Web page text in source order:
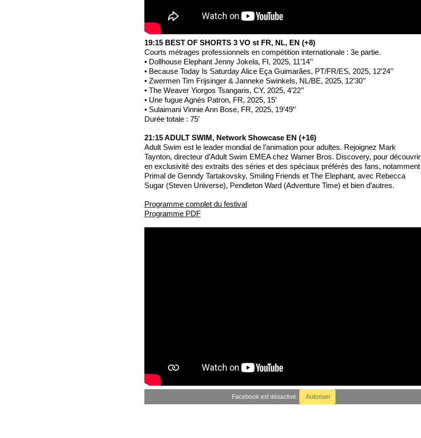
19:15 BEST OF SHORTS 3 VO st FR, NL, EN (+8)
Courts métrages professionnels en compétition internationale : 3e partie.
• Dollhouse Elephant Jenny Jokela, FI, 2025, 11’14’’
• Because Today Is Saturday Alice Eça Guimarães, PT/FR/ES, 2025, 12’24’’
• Zwermen Tim Frijsinger & Janneke Swinkels, NL/BE, 2025, 12’30’’
• The Weaver Yiorgos Tsangaris, CY, 2025, 4’22’’
• Une fugue Agnès Patron, FR, 2025, 15’
• Sulaimani Vinnie Ann Bose, FR, 2025, 19’49’’
Durée totale : 75’
21:15 ADULT SWIM, Network Showcase EN (+16)
Adult Swim est le leader mondial de l’animation pour adultes. Rejoignez Mark
Taynton, directeur d’Adult Swim EMEA chez Warner Bros. Discovery, pour découvrir
en exclusivité des extraits des séries et des spéciaux préférés des fans, notamment
Primal de Genndy Tartakovsky, Smiling Friends et The Elephant, avec Rebecca
Sugar (Steven Universe), Pendleton Ward (Adventure Time) et bien d’autres.
Programme complet du festival
Programme PDF
Facebook est désactivé. Autoriser